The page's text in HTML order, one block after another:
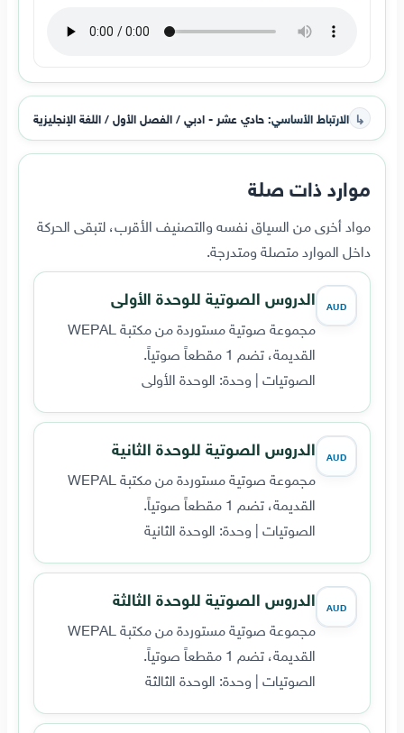
↳ الارتباط الأساسي:حادي عشر - ادبي / الفصل الأول / اللغة الإنجليزية
موارد ذات صلة
مواد أخرى من السياق نفسه والتصنيف الأقرب، لتبقى الحركة
داخل الموارد متصلة ومتدرجة.
AUD الدروس الصوتية للوحدة الأولى
مجموعة صوتية مستوردة من مكتبة WEPAL
القديمة، تضم 1 مقطعاً صوتياً.
الصوتيات | وحدة: الوحدة الأولى
AUD الدروس الصوتية للوحدة الثانية
مجموعة صوتية مستوردة من مكتبة WEPAL
القديمة، تضم 1 مقطعاً صوتياً.
الصوتيات | وحدة: الوحدة الثانية
AUD الدروس الصوتية للوحدة الثالثة
مجموعة صوتية مستوردة من مكتبة WEPAL
القديمة، تضم 1 مقطعاً صوتياً.
الصوتيات | وحدة: الوحدة الثالثة